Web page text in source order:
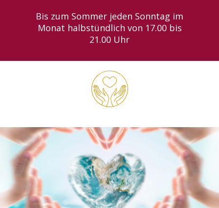
Bis zum Sommer jeden Sonntag im
Monat halbstündlich von 17.00 bis
21.00 Uhr